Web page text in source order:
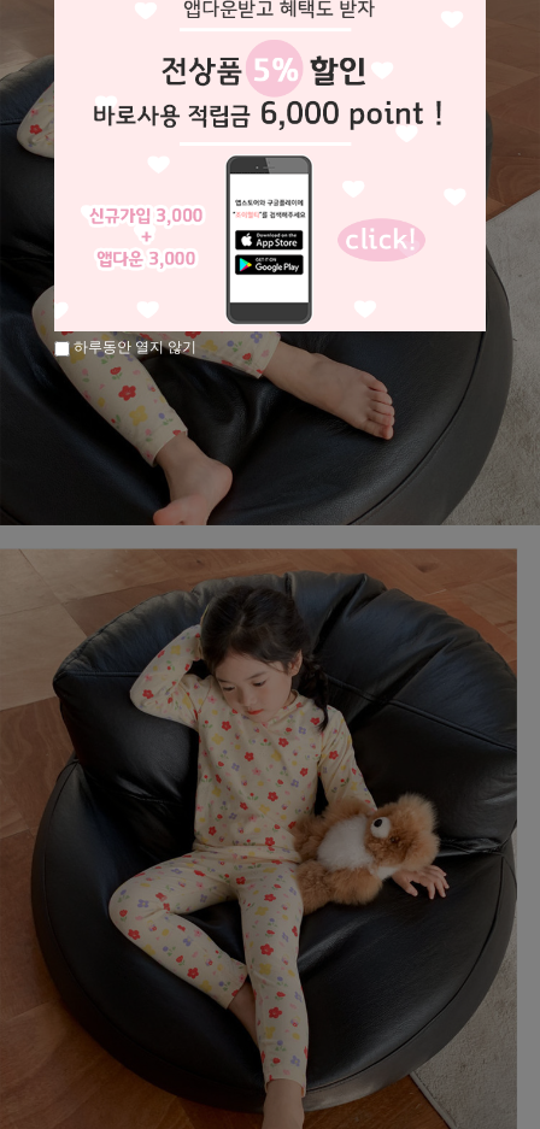
하루동안 열지 않기